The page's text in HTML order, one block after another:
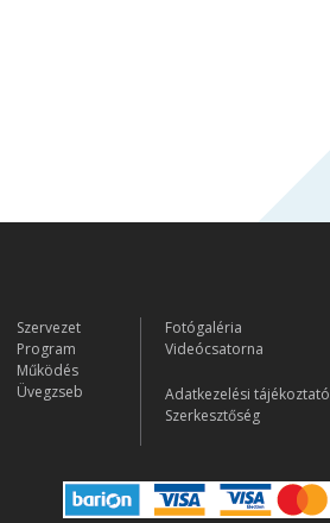
Szervezet
Program
Működés
Üvegzseb
Fotógaléria
Videócsatorna
Adatkezelési tájékoztató
Szerkesztőség